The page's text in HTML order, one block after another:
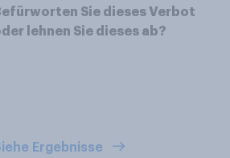
Sie dieses Verbot
lehnen Sie dieses ab?
Ergebnisse